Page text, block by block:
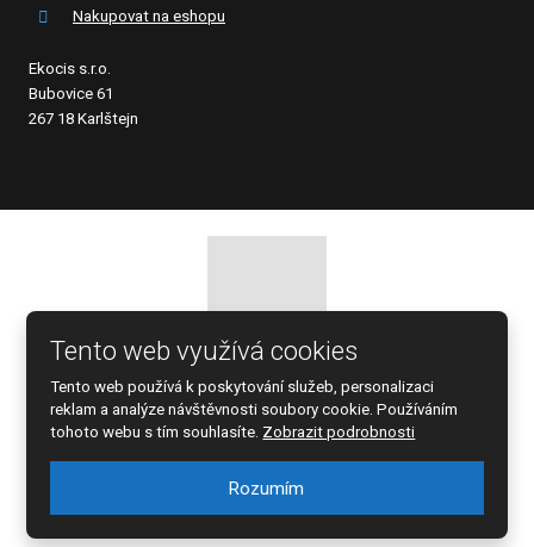
Nakupovat na eshopu
Ekocis s.r.o.
Bubovice 61
267 18 Karlštejn
© 2026 EKOCIS, spol. s r.o., vytvořila eBRÁNA s.r.o.
Mapa stránek
Podmínky použití
Tento web využívá cookies
Tento web používá k poskytování služeb, personalizaci
reklam a analýze návštěvnosti soubory cookie. Používáním
tohoto webu s tím souhlasíte. Zobrazit podrobnosti
Rozumím